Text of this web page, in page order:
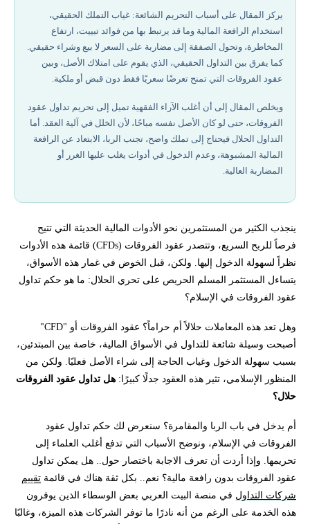
حكم تداول عقود الفروقات على الأصول المختلفة
يركز المقال على أسباب التحريم الشائعة: غياب التملك الحقيقي،
استخدام الرافعة المالية وما قد يرتبط بها من فوائد تبييت، ارتفاع
المخاطرة، وتحول الصفقة إلى مضاربة على السعر لا بيع وشراء حقيقي.
كما يفرق بين التداول الحقيقي، الذي يقوم على امتلاك الأصل، وبين
عقود الفروقات التي تمنح تعرضًا سعريًا فقط دون قبض أو ملكية.
ويخلص المقال إلى أن أغلب الآراء الفقهية تميل إلى تحريم تداول عقود
الفروقات، حتى لو كان الأصل نفسه مباحًا، لأن الخلل في آلية العقد. أما
التداول الحلال فيحتاج إلى تملك واضح، تجنب الربا، الابتعاد عن الرافعة
المالية المشبوهة، وعدم الدخول في أدوات يغلب عليها الغرر أو
المضاربة العالية.
ينجذب الكثير من المستثمرين نحو الأدوات المالية الحديثة التي تتيح
فرصاً للربح السريع، وتتصدر عقود الفروقات (CFDs) قائمة هذه الأدوات
نظراً لسهولة الدخول إليها. ولكن، قبل الخوض في غمار هذه الأسواق،
يتساءل المستثمر المسلم الحريص على تحري الحلال: ما هو حكم تداول
عقود الفروقات في الإسلام؟
وهل تعد هذه المعاملات حلالاً أم حراماً؟ عقود الفروقات أو "CFD"
أصبحت وسيلة شائعة للتداول في الأسواق المالية، خاصة بين المبتدئين،
بسبب سهولة الدخول وغياب الحاجة إلى شراء الأصل فعليًا. ولكن من
المنظور الإسلامي، تثير هذه العقود جدلًا كبيرًا:هل تداول عقود الفروقات
حلال؟
أم يدخل في باب الربا والمقامرة؟ سنعرض لك حكم تداول عقود
الفروقات في الإسلام، ونوضح الأسباب التي تدفع أغلب العلماء إلى
تحريمها. وإذا أردت أن تعرف الاجابة باختصار حول.. هل يمكن تداول
عقود الفروقات بدون رافعة مالية؟ نعم.. بكل ثقة هناك في قائمة تقييم
شركات التداول في منصة البيت العربي بعض الوسطاء الذين يوفرون
هذه الخدمة على الرغم من أنه نادرًا ما توفر الشركات هذه الميزة، وغالبًا